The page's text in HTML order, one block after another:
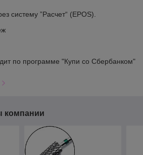
систему ”Расчет“ (EPOS).
по программе "Купи со Сбербанком"
компании